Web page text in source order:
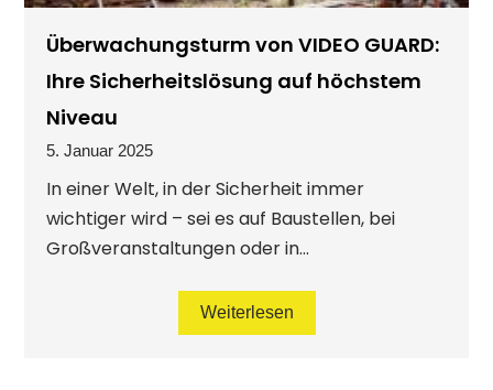
Überwachungsturm von VIDEO GUARD:
Ihre Sicherheitslösung auf höchstem
Niveau
5. Januar 2025
In einer Welt, in der Sicherheit immer
wichtiger wird – sei es auf Baustellen, bei
Großveranstaltungen oder in...
Weiterlesen